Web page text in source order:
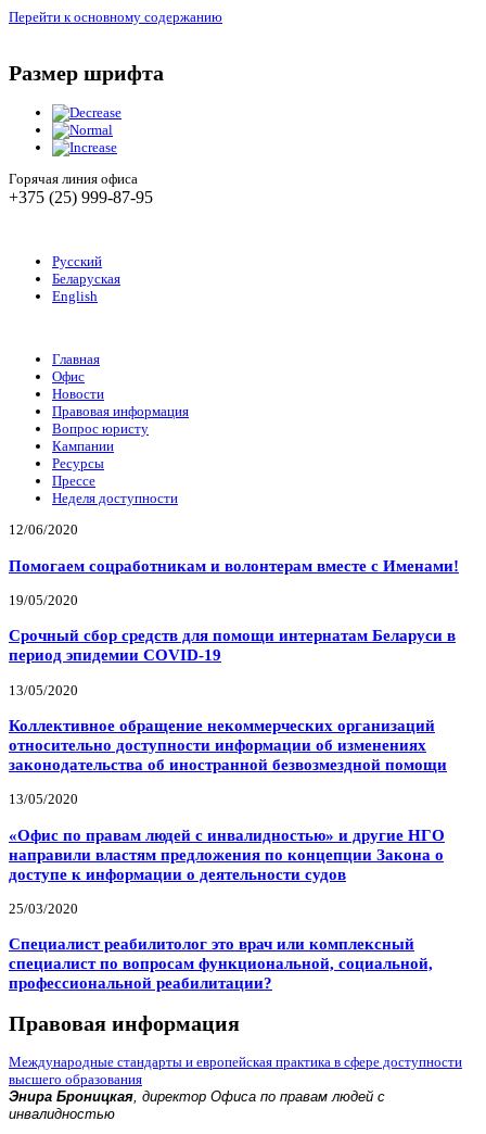
Перейти к основному содержанию
Размер шрифта
Горячая линия офиса
+375 (25) 999-87-95
Русский
Беларуская
English
Главная
Офис
Новости
Правовая информация
Вопрос юристу
Кампании
Ресурсы
Прессе
Неделя доступности
12/06/2020
Помогаем соцработникам и волонтерам вместе с Именами!
19/05/2020
Срочный сбор средств для помощи интернатам Беларуси в
период эпидемии COVID-19
13/05/2020
Коллективное обращение некоммерческих организаций
относительно доступности информации об изменениях
законодательства об иностранной безвозмездной помощи
13/05/2020
«Офис по правам людей с инвалидностью» и другие НГО
направили властям предложения по концепции Закона о
доступе к информации о деятельности судов
25/03/2020
Специалист реабилитолог это врач или комплексный
специалист по вопросам функциональной, социальной,
профессиональной реабилитации?
Правовая информация
Международные стандарты и европейская практика в сфере доступности
высшего образования
Энира Броницкая, директор Офиса по правам людей с
инвалидностью